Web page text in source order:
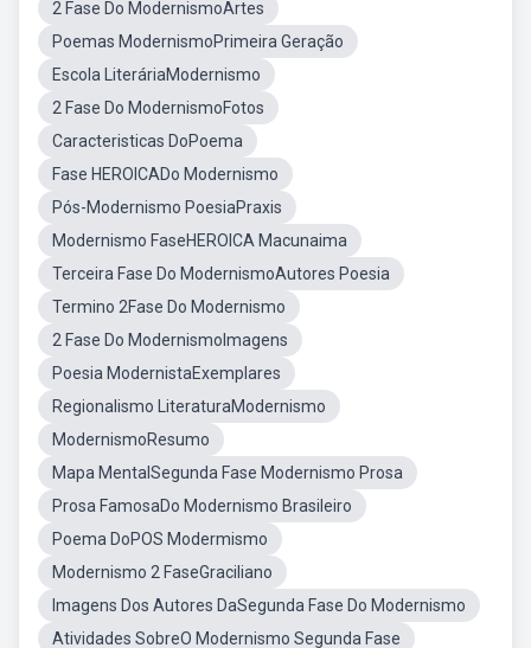
2 Fase Do ModernismoArtes
Poemas ModernismoPrimeira Geração
Escola LiteráriaModernismo
2 Fase Do ModernismoFotos
Caracteristicas DoPoema
Fase HEROICADo Modernismo
Pós-Modernismo PoesiaPraxis
Modernismo FaseHEROICA Macunaima
Terceira Fase Do ModernismoAutores Poesia
Termino 2Fase Do Modernismo
2 Fase Do ModernismoImagens
Poesia ModernistaExemplares
Regionalismo LiteraturaModernismo
ModernismoResumo
Mapa MentalSegunda Fase Modernismo Prosa
Prosa FamosaDo Modernismo Brasileiro
Poema DoPOS Modermismo
Modernismo 2 FaseGraciliano
Imagens Dos Autores DaSegunda Fase Do Modernismo
Atividades SobreO Modernismo Segunda Fase